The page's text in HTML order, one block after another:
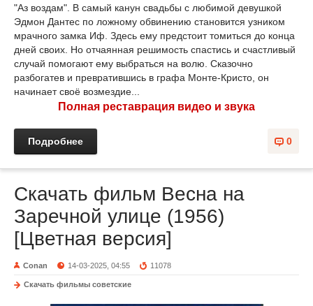
"Аз воздам". В самый канун свадьбы с любимой девушкой
Эдмон Дантес по ложному обвинению становится узником
мрачного замка Иф. Здесь ему предстоит томиться до конца
дней своих. Но отчаянная решимость спастись и счастливый
случай помогают ему выбраться на волю. Сказочно
разбогатев и превратившись в графа Монте-Кристо, он
начинает своё возмездие...
Полная реставрация видео и звука
0
Подробнее
Скачать фильм Весна на
Заречной улице (1956)
[Цветная версия]
Conan 14-03-2025, 04:55 11078
Скачать фильмы советские